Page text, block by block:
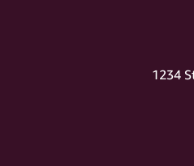
1234